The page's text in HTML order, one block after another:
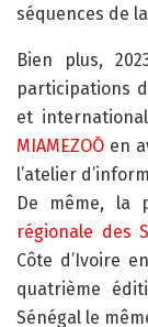
séquences de
Bien plus,
participations
et
MIAMEZOŌ en
l’atelier
De même, la
régionale des
Côte d’Ivoire
quatrième
Sénégal le